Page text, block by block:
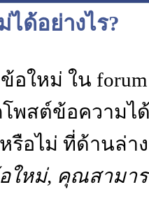
ด้อย่างไร?
อใหม่ ใน
โพสต์ข้อความ
รือไม่ ที่ด้านล่
ใหม่, คุณสามา